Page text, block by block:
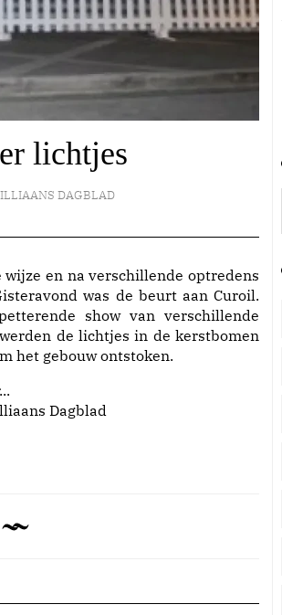
lichtjes
DAGBLAD
wijze en na verschillende optredens
was de beurt aan Curoil.
show van verschillende
de lichtjes in de kerstbomen
het gebouw ontstoken.
Dagblad